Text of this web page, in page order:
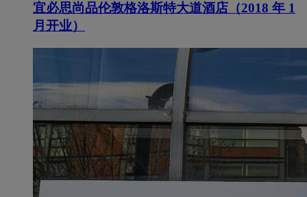
宜必思尚品伦敦格洛斯特大道酒店（2018 年 1
月开业）